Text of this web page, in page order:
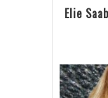
Elie